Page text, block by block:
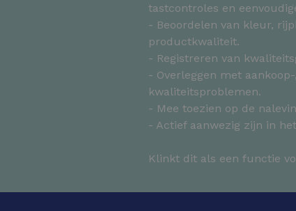
tastcontroles en
- Beoordelen van kleur,
productkwaliteit.
- Registreren van
- Overleggen met
kwaliteitsproblemen.
- Mee toezien op de
- Actief aanwezig zijn in
Klinkt dit als een functie